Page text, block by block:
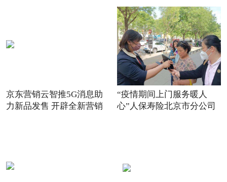
京东营销云智推5G消息助
力新品发售 开辟全新营销
“疫情期间上门服务暖人
心”人保寿险北京市分公司